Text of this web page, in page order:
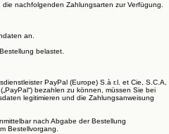
nachfolgenden Zahlungsarten zur Verfügung.
an.
belastet.
PayPal (Europe) S.à r.l. et Cie, S.C.A,
bezahlen zu können, müssen Sie bei
legitimieren und die Zahlungsanweisung
nach Abgabe der Bestellung
Bestellvorgang.